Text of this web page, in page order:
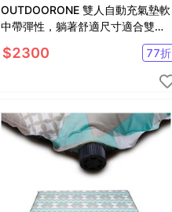
OUTDOORONE 雙人自動充氣墊軟
中帶彈性，躺著舒適尺寸適合雙人
$2300 77折